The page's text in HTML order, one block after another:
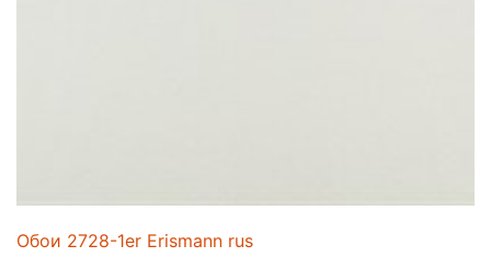
Обои 2728-1er Erismann rus